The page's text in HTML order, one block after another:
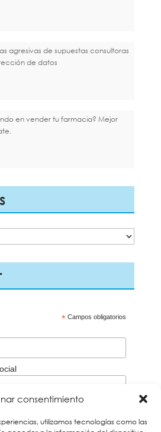
consentimiento
utilizamos tecnologías como las
agresivas de supuestas consultoras
de datos
en vender tu farmacia? Mejor
* Campos obligatorios